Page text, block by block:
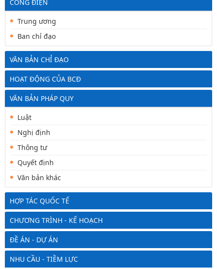
CÔNG ĐIỆN
Trung ương
Ban chỉ đạo
VĂN BẢN CHỈ ĐẠO
HOẠT ĐỘNG CỦA BCĐ
VĂN BẢN PHÁP QUY
Luật
Nghị định
Thông tư
Quyết định
Văn bản khác
HỢP TÁC QUỐC TẾ
CHƯƠNG TRÌNH - KẾ HOẠCH
ĐỀ ÁN - DỰ ÁN
NHU CẦU - TIỀM LỰC